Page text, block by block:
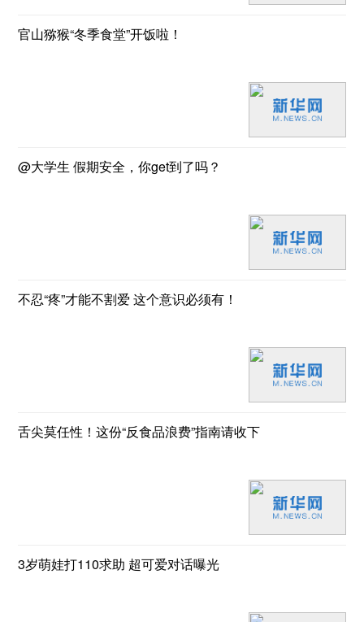
官山猕猴“冬季食堂”开饭啦！
@大学生 假期安全，你get到了吗？
不忍“疼”才能不割爱 这个意识必须有！
舌尖莫任性！这份“反食品浪费”指南请收下
3岁萌娃打110求助 超可爱对话曝光